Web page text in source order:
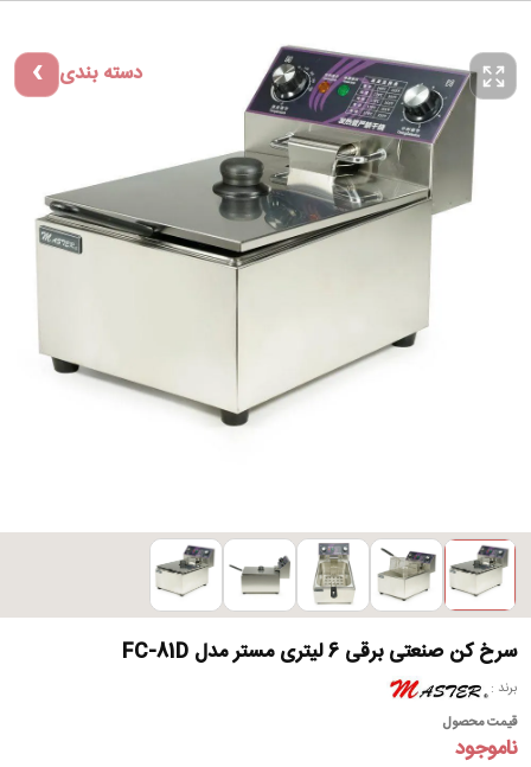
دسته بندی
سرخ کن صنعتی برقی 6 لیتری مستر مدل FC-81D
برند
قیمت محصول
ناموجود